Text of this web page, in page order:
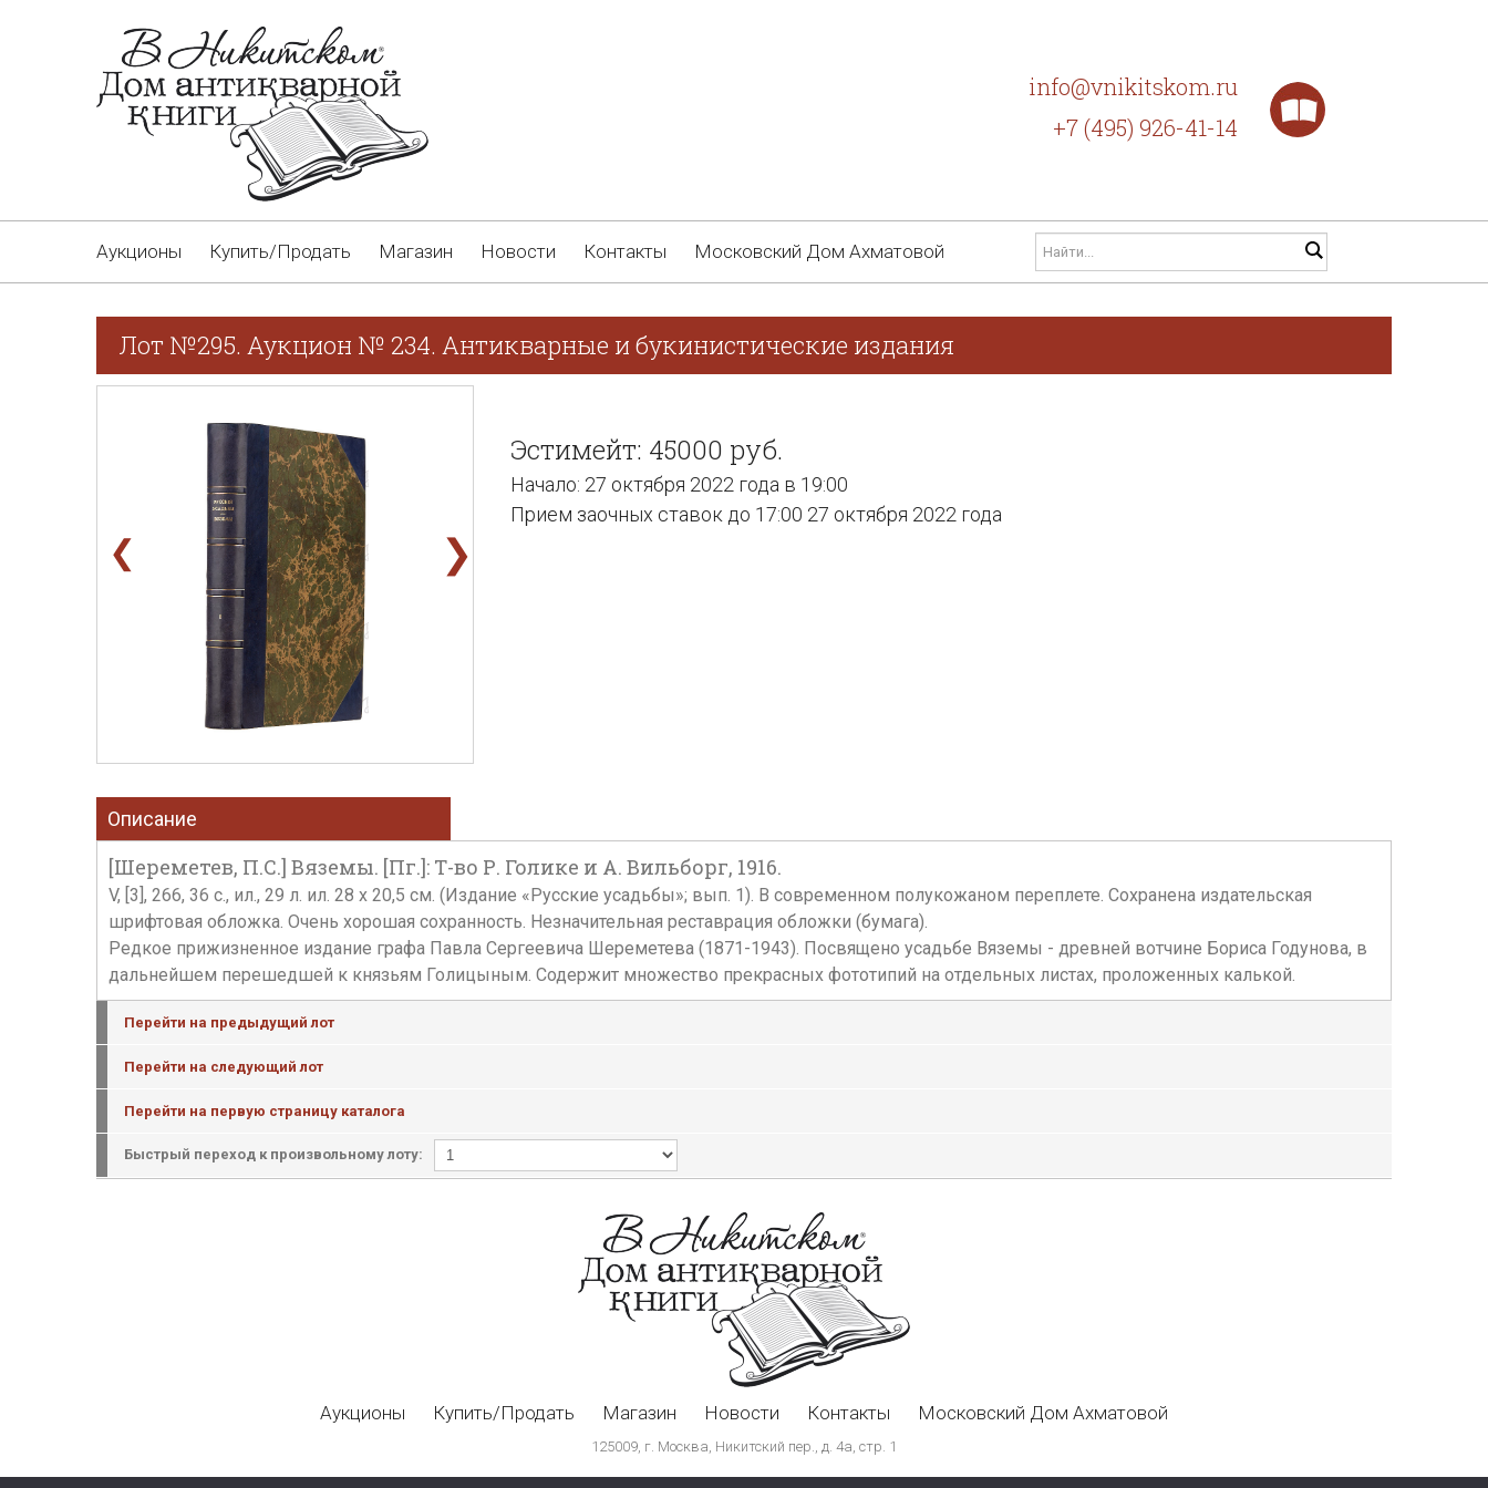
info@vnikitskom.ru
+7 (495) 926-41-14
Аукционы Купить/Продать Магазин Новости Контакты Московский Дом Ахматовой
Лот №295. Аукцион № 234. Антикварные и букинистические издания
❮ ❯
Эстимейт: 45000 руб.
Начало: 27 октября 2022 года в 19:00
Прием заочных ставок до 17:00 27 октября 2022 года
Описание
[Шереметев, П.С.] Вяземы. [Пг.]: Т-во Р. Голике и А. Вильборг, 1916.
V, [3], 266, 36 с., ил., 29 л. ил. 28 х 20,5 см. (Издание «Русские усадьбы»; вып. 1). В современном полукожаном переплете. Сохранена издательская
шрифтовая обложка. Очень хорошая сохранность. Незначительная реставрация обложки (бумага).
Редкое прижизненное издание графа Павла Сергеевича Шереметева (1871-1943). Посвящено усадьбе Вяземы - древней вотчине Бориса Годунова, в
дальнейшем перешедшей к князьям Голицыным. Содержит множество прекрасных фототипий на отдельных листах, проложенных калькой.
Перейти на предыдущий лот
Перейти на следующий лот
Перейти на первую страницу каталога
Быстрый переход к произвольному лоту:
Аукционы Купить/Продать Магазин Новости Контакты Московский Дом Ахматовой
125009, г. Москва, Никитский пер., д. 4а, стр. 1